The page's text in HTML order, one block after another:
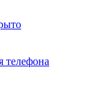
телефона